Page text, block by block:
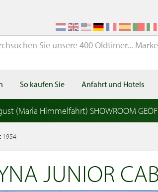
So kaufen Sie Anfahrt und Hotels
(Maria Himmelfahrt) SHOWROOM
1954
JUNIOR